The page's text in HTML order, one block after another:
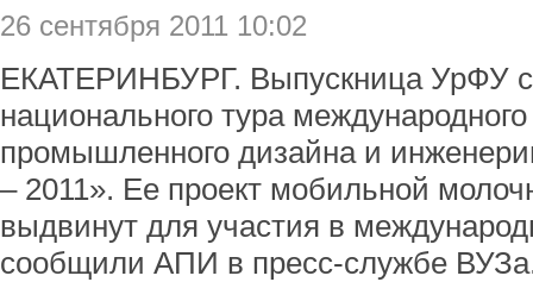
26 сентября 2011 10:02
ЕКАТЕРИНБУРГ. Выпускница УрФУ
национального тура международного
промышленного дизайна и
– 2011». Ее проект мобильной
выдвинут для участия в
сообщили АПИ в пресс-службе